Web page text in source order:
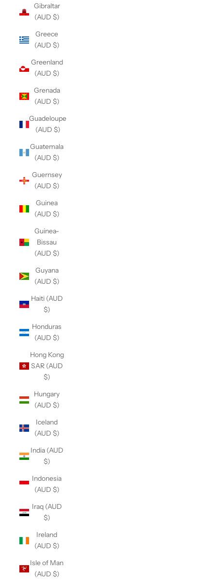
Gibraltar
(AUD $)
Greece
(AUD $)
Greenland
(AUD $)
Grenada
(AUD $)
Guadeloupe
(AUD $)
Guatemala
(AUD $)
Guernsey
(AUD $)
Guinea
(AUD $)
Guinea-
Bissau
(AUD $)
Guyana
(AUD $)
Haiti (AUD
$)
Honduras
(AUD $)
Hong Kong
SAR (AUD
$)
Hungary
(AUD $)
Iceland
(AUD $)
India (AUD
$)
Indonesia
(AUD $)
Iraq (AUD
$)
Ireland
(AUD $)
Isle of Man
(AUD $)